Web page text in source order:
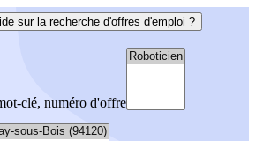
sur la recherche d'offres d'emploi ?
clé, numéro d'offre